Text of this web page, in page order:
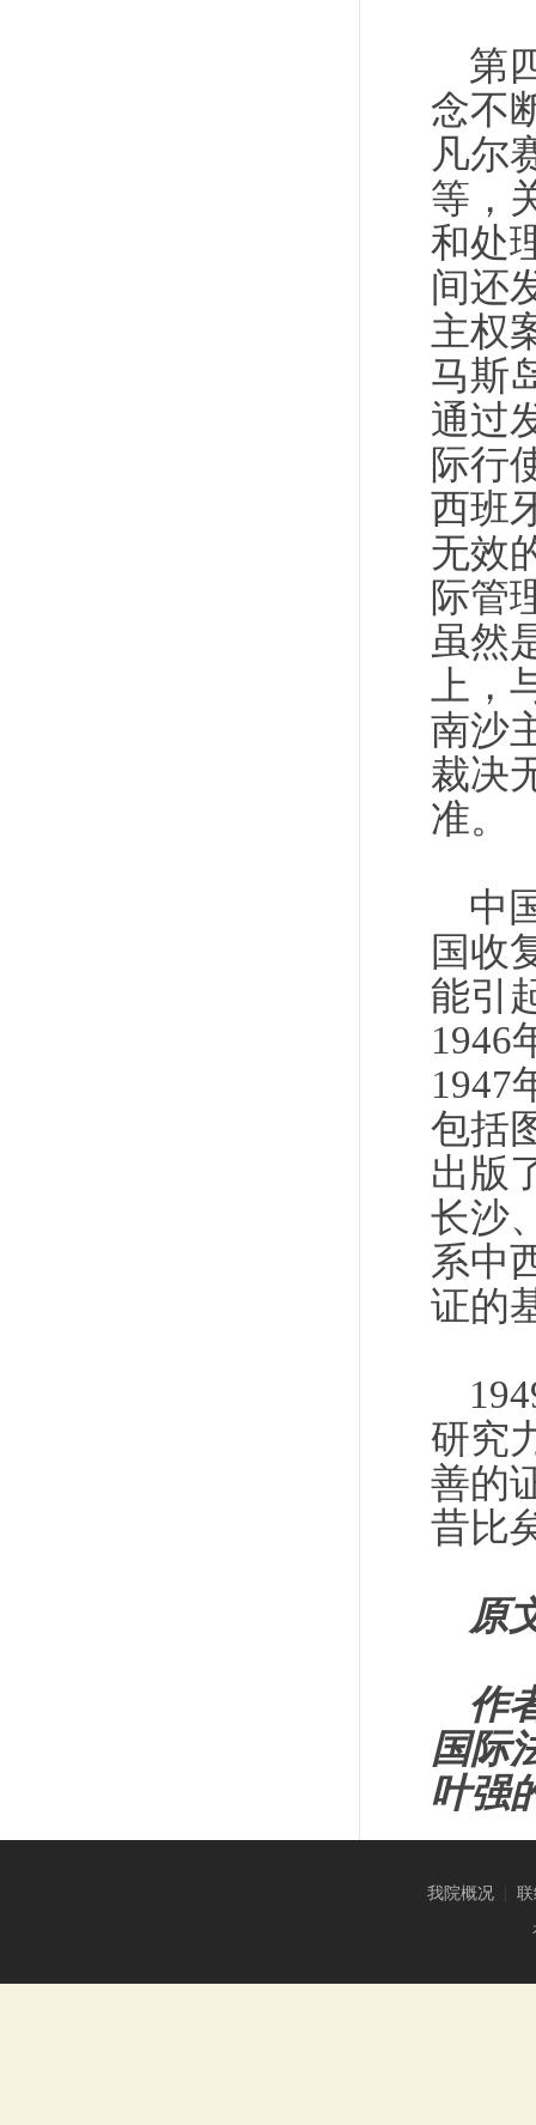
第
念不
凡尔
等，
和处
间还
主权
马斯
通过
际行
西班
无效
际管
虽然
上
南沙
裁决
准。
中
国收
能引
1946
1947
包括
出版
长沙
系中
证的
研究
善的
昔比
原
作
国际
叶强
我院概况